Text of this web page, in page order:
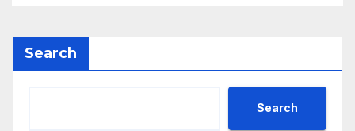
Search
Search